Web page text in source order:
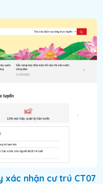
xác nhận cư trú CT07